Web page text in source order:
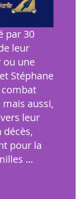
par 30
leur
ou une
Stéphane
aussi,
leur
pour la
...